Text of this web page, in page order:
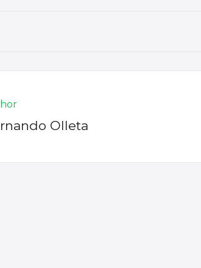
Olleta